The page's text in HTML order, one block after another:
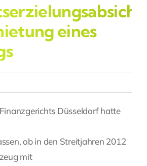
eines
Düsseldorf hatte
ob in den Streitjahren 2012
mit